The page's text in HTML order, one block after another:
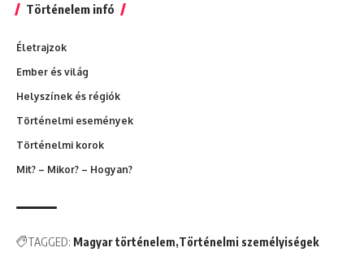
Történelem infó
Életrajzok
Ember és világ
Helyszínek és régiók
Történelmi események
Történelmi korok
Mit? – Mikor? – Hogyan?
TAGGED: Magyar történelem Történelmi személyiségek